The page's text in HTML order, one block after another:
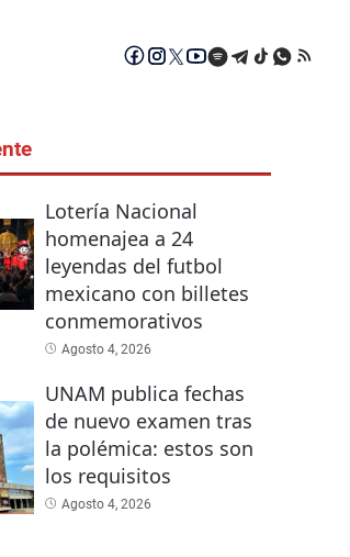
Lotería Nacional
homenajea a 24
leyendas del futbol
mexicano con billetes
conmemorativos
Agosto 4, 2026
UNAM publica fechas
de nuevo examen tras
la polémica: estos son
los requisitos
Agosto 4, 2026